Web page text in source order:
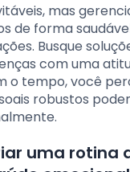
mas
de forma
Busque
com uma
o tempo, você
robustos
uma rotina